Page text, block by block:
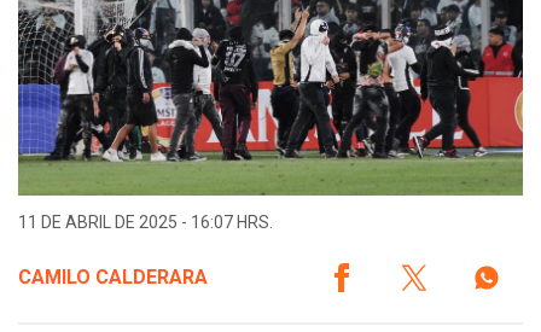
11 DE ABRIL DE 2025 - 16:07 HRS.
CAMILO CALDERARA